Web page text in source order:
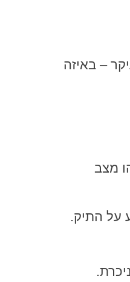
– באיזה
מצב
על התיק.